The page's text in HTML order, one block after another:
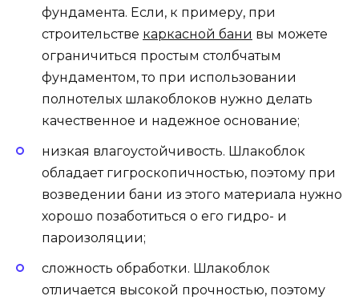
фундамента. Если, к примеру, при
строительстве каркасной бани вы можете
ограничиться простым столбчатым
фундаментом, то при использовании
полнотелых шлакоблоков нужно делать
качественное и надежное основание;
низкая влагоустойчивость. Шлакоблок
обладает гигроскопичностью, поэтому при
возведении бани из этого материала нужно
хорошо позаботиться о его гидро- и
пароизоляции;
сложность обработки. Шлакоблок
отличается высокой прочностью, поэтому